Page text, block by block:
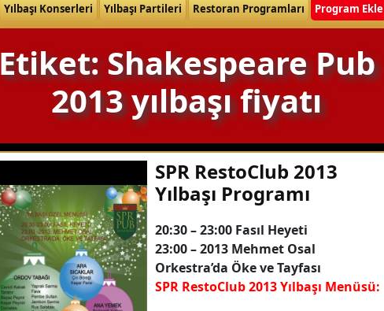
Yılbaşı Konserleri Yılbaşı Partileri Restoran Programları Program Ekle
Etiket: Shakespeare Pub
2013 yılbaşı fiyatı
SPR RestoClub 2013
Yılbaşı Programı
20:30 – 23:00 Fasıl Heyeti
23:00 – 2013 Mehmet Osal
Orkestra’da Öke ve Tayfası
SPR RestoClub 2013 Yılbaşı Menüsü: